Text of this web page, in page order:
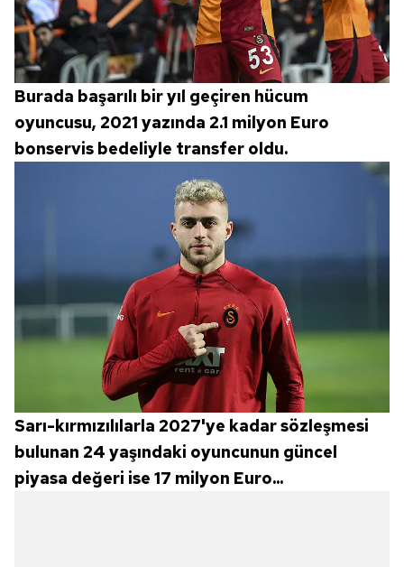
Burada başarılı bir yıl geçiren hücum
oyuncusu, 2021 yazında 2.1 milyon Euro
bonservis bedeliyle transfer oldu.
Sarı-kırmızılılarla 2027'ye kadar sözleşmesi
bulunan 24 yaşındaki oyuncunun güncel
piyasa değeri ise 17 milyon Euro...